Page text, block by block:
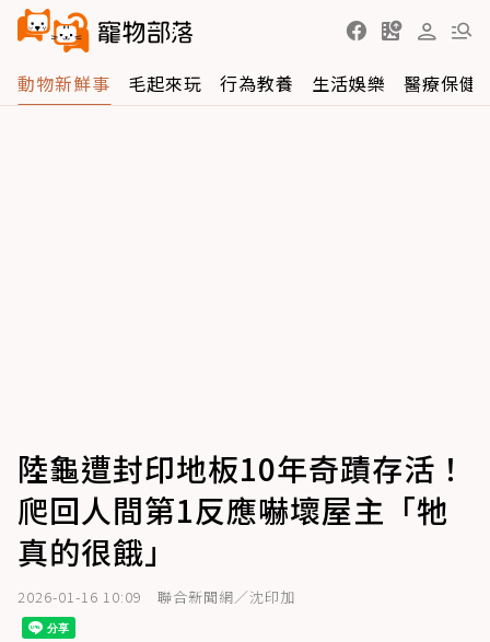
動物新鮮事 毛起來玩 行為教養 生活娛樂 醫療保健
陸龜遭封印地板10年奇蹟存活！
爬回人間第1反應嚇壞屋主「牠
真的很餓」
2026-01-16 10:09 聯合新聞網／沈印加